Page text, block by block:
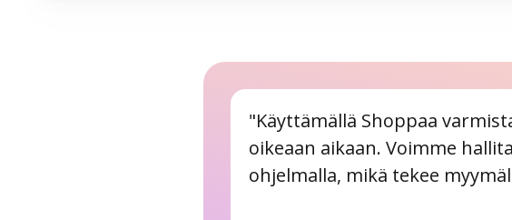
"Käyttämällä Shoppaa
oikeaan aikaan. Voimme
ohjelmalla, mikä tekee